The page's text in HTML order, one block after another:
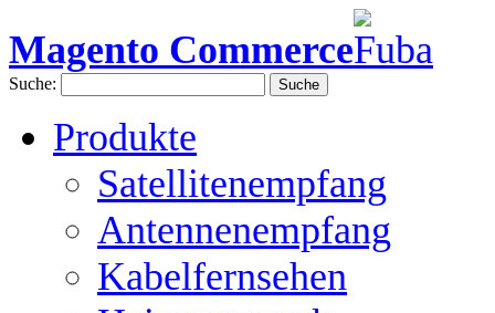
Magento Commerce
Suche: Suche
Produkte
Satellitenempfang
Antennenempfang
Kabelfernsehen